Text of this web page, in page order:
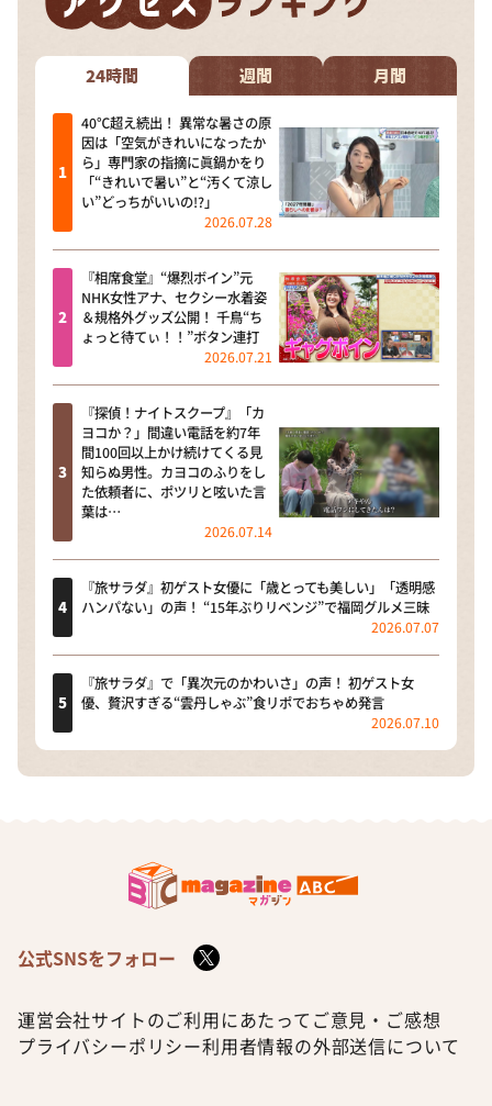
24時間 週間 月間
40℃超え続出！ 異常な暑さの原
因は「空気がきれいになったか
ら」専門家の指摘に眞鍋かをり
「“きれいで暑い”と“汚くて涼し
い”どっちがいいの!?」
2026.07.28
『相席食堂』“爆烈ボイン”元
NHK女性アナ、セクシー水着姿
＆規格外グッズ公開！ 千鳥“ち
ょっと待てぃ！！”ボタン連打
2026.07.21
『探偵！ナイトスクープ』「カ
ヨコか？」間違い電話を約7年
間100回以上かけ続けてくる見
知らぬ男性。カヨコのふりをし
た依頼者に、ポツリと呟いた言
葉は…
2026.07.14
『旅サラダ』初ゲスト女優に「歳とっても美しい」「透明感
ハンパない」の声！ “15年ぶりリベンジ”で福岡グルメ三昧
2026.07.07
『旅サラダ』で「異次元のかわいさ」の声！ 初ゲスト女
優、贅沢すぎる“雲丹しゃぶ”食リポでおちゃめ発言
2026.07.10
公式SNSをフォロー
運営会社サイトのご利用にあたって ご意見・ご感想
プライバシーポリシー利用者情報の外部送信について